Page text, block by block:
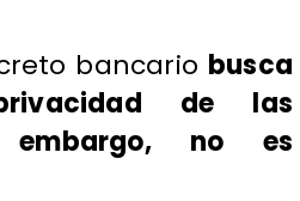
bancario busca
de las
embargo, no es